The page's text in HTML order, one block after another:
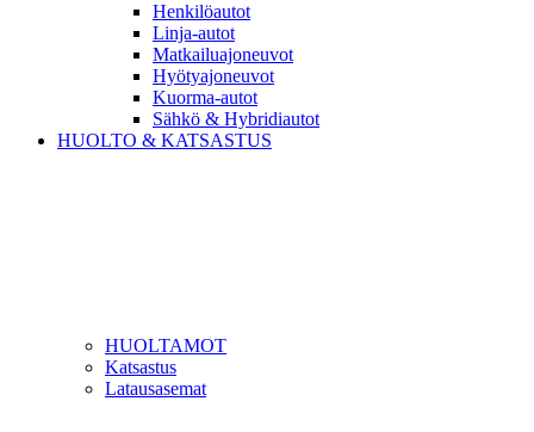
Henkilöautot
Linja-autot
Matkailuajoneuvot
Hyötyajoneuvot
Kuorma-autot
Sähkö & Hybridiautot
HUOLTO & KATSASTUS
HUOLTAMOT
Katsastus
Latausasemat